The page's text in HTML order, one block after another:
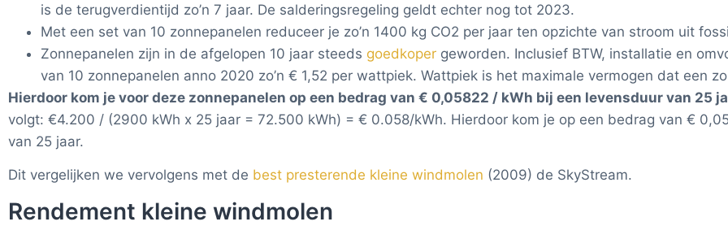
is de terugverdientijd zo’n 7 jaar. De salderingsregeling geldt echter nog tot 2023.
Met een set van 10 zonnepanelen reduceer je zo’n 1400 kg CO2 per jaar ten opzichte van stroom uit
Zonnepanelen zijn in de afgelopen 10 jaar steeds goedkoper geworden. Inclusief BTW, installatie en
van 10 zonnepanelen anno 2020 zo’n € 1,52 per wattpiek. Wattpiek is het maximale vermogen dat een
Hierdoor kom je voor deze zonnepanelen op een bedrag van € 0,05822 / kWh bij een levensduur van 25
volgt: €4.200 / (2900 kWh x 25 jaar = 72.500 kWh) = € 0.058/kWh. Hierdoor kom je op een bedrag van €
van 25 jaar.
Dit vergelijken we vervolgens met de best presterende kleine windmolen (2009) de SkyStream.
Rendement kleine windmolen